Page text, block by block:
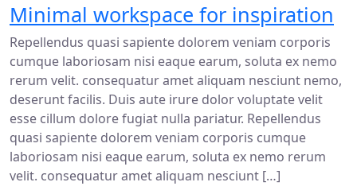
Minimal workspace for inspiration
Repellendus quasi sapiente dolorem veniam corporis
cumque laboriosam nisi eaque earum, soluta ex nemo
rerum velit. consequatur amet aliquam nesciunt nemo,
deserunt facilis. Duis aute irure dolor voluptate velit
esse cillum dolore fugiat nulla pariatur. Repellendus
quasi sapiente dolorem veniam corporis cumque
laboriosam nisi eaque earum, soluta ex nemo rerum
velit. consequatur amet aliquam nesciunt […]